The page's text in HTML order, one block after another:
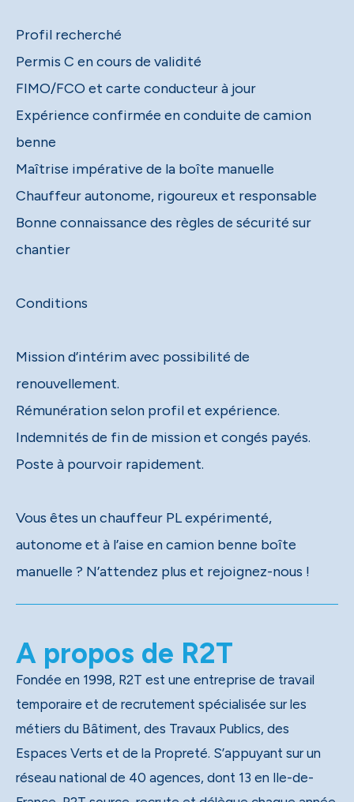
Profil recherché
Permis C en cours de validité
FIMO/FCO et carte conducteur à jour
Expérience confirmée en conduite de camion
benne
Maîtrise impérative de la boîte manuelle
Chauffeur autonome, rigoureux et responsable
Bonne connaissance des règles de sécurité sur
chantier
Conditions
Mission d’intérim avec possibilité de
renouvellement.
Rémunération selon profil et expérience.
Indemnités de fin de mission et congés payés.
Poste à pourvoir rapidement.
Vous êtes un chauffeur PL expérimenté,
autonome et à l’aise en camion benne boîte
manuelle ? N’attendez plus et rejoignez-nous !
A propos de R2T
Fondée en 1998, R2T est une entreprise de travail
temporaire et de recrutement spécialisée sur les
métiers du Bâtiment, des Travaux Publics, des
Espaces Verts et de la Propreté. S’appuyant sur un
réseau national de 40 agences, dont 13 en Ile-de-